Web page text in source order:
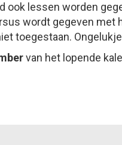
ook lessen worden
wordt gegeven met
toegestaan.
van het lopende